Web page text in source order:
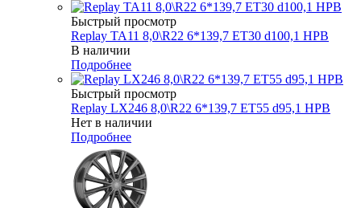
Быстрый просмотр
Replay TA11 8,0\R22 6*139,7 ET30 d100,1 HPB
В наличии
Подробнее
Быстрый просмотр
Replay LX246 8,0\R22 6*139,7 ET55 d95,1 HPB
Нет в наличии
Подробнее